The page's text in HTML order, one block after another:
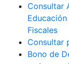
Consultar
Fiscales
Consultar
Bono de